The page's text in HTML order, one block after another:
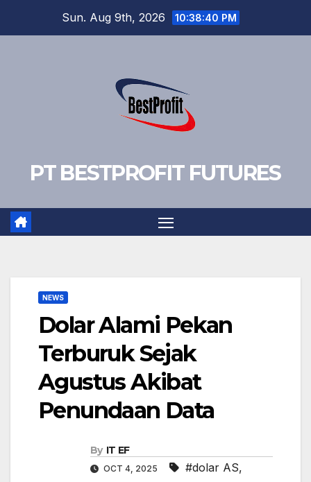
Sun. Aug 9th, 2026 10:38:40 PM
PT BESTPROFIT FUTURES
NEWS
Dolar Alami Pekan
Terburuk Sejak
Agustus Akibat
Penundaan Data
By IT EF
OCT 4, 2025 #dolar AS,